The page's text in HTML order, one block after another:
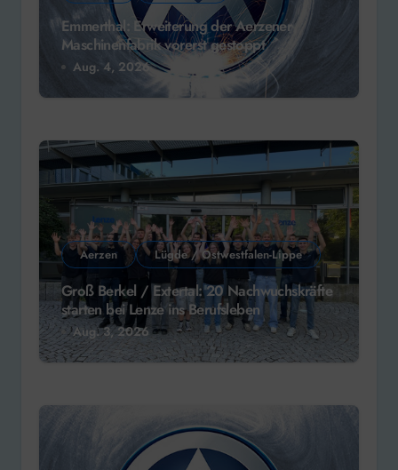
Emmerthal: Erweiterung der Aerzener
Maschinenfabrik vorerst gestoppt
Aug. 4, 2026
Aerzen Lügde / Ostwestfalen-Lippe
Groß Berkel / Extertal: 20 Nachwuchskräfte
starten bei Lenze ins Berufsleben
Aug. 3, 2026